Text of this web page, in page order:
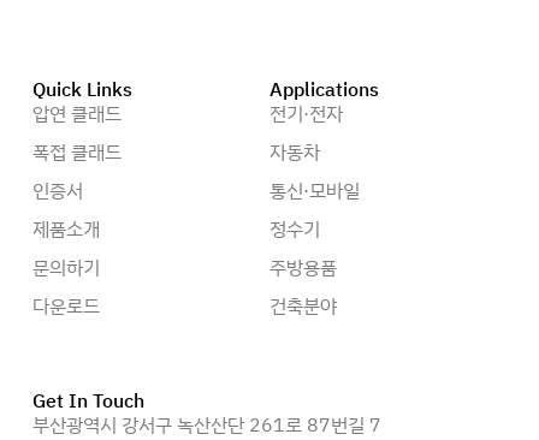
Quick Links
압연 클래드
폭접 클래드
인증서
제품소개
문의하기
다운로드
Applications
전기·전자
자동차
통신·모바일
정수기
주방용품
건축분야
Get In Touch
부산광역시 강서구 녹산산단 261로 87번길 7